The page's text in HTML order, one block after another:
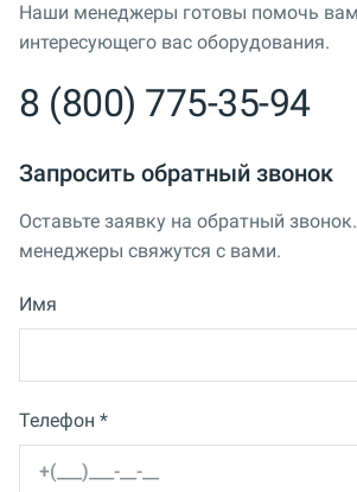
Наши менеджеры готовы помочь
интересующего вас оборудования.
8 (800) 775-35-94
Запросить обратный звонок
Оставьте заявку на обратный
менеджеры свяжутся с вами.
Имя
Телефон *